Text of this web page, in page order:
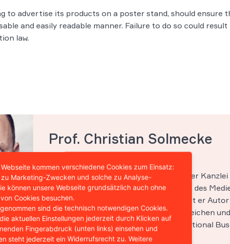
to advertise its products on a poster stand, should ensure
and easily readable manner. Failure to do so could
law.
Prof. Christian Solmecke
Prof. Christian Solmecke ist Partner der Kanzlei
insbesondere in den Bereichen des IT-, des
Internetrechts tätig. Darüber hinaus ist er
Fachveröffentlichungen in diesen Bereichen
Honorarprofessor an der CBS International
kommen verschiedene Cookies zum Einsatz:
Marketing-Zwecken und solche zu Analyse-
können unsere Webseite grundsätzlich auch ohne
Cookies besuchen.
sind die technisch notwendigen Cookies.
aktuellen Einstellungen jederzeit durch Klicken auf
Fingerabdruck (unten links) einsehen und
steht jederzeit ein Widerrufsrecht zu. Weitere